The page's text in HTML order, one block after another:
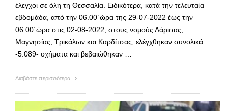
έλεγχοι σε όλη τη Θεσσαλία. Ειδικότερα, κατά την τελευταία
εβδομάδα, από την 06.00΄ώρα της 29-07-2022 έως την
06.00΄ώρα στις 02-08-2022, στους νομούς Λάρισας,
Μαγνησίας, Τρικάλων και Καρδίτσας, ελέγχθηκαν συνολικά
-5.089- οχήματα και βεβαιώθηκαν …
Διαβάστε περισσότερα